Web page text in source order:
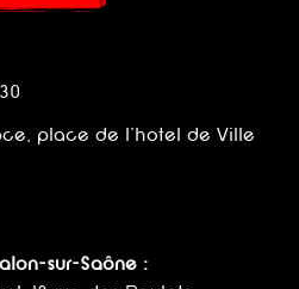
place de l'hotel de Ville
sur-Saône :